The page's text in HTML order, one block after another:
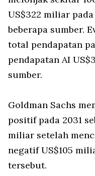
US$322 miliar
beberapa sumber.
total pendapatan
pendapatan AI
sumber.
Goldman Sachs
positif pada 2031
miliar setelah
negatif US$105
tersebut.